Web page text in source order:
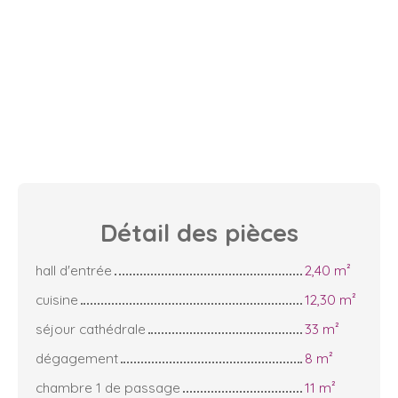
Détail des pièces
hall d'entrée
2,40 m²
cuisine
12,30 m²
séjour cathédrale
33 m²
dégagement
8 m²
chambre 1 de passage
11 m²